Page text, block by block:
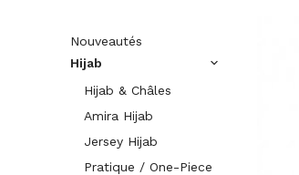
Nouveautés
Hijab
Hijab & Châles
Amira Hijab
Jersey Hijab
Pratique / One-Piece